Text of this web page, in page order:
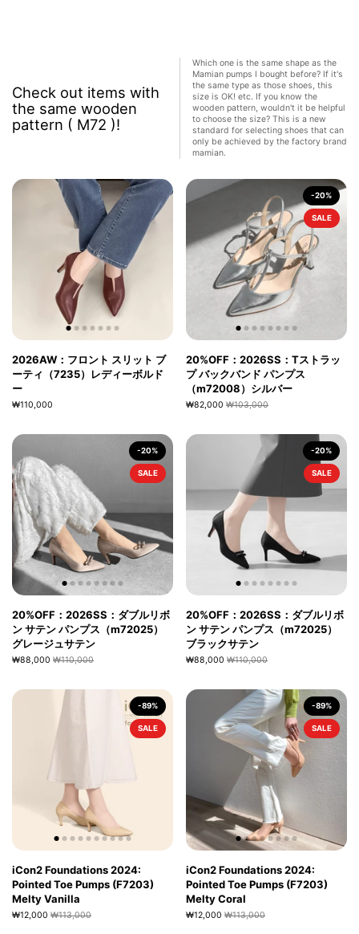
Check out items with
the same wooden
pattern ( M72 )!
Which one is the same shape as the
Mamian pumps I bought before? If it's
the same type as those shoes, this
size is OK! etc. If you know the
wooden pattern, wouldn't it be helpful
to choose the size? This is a new
standard for selecting shoes that can
only be achieved by the factory brand
mamian.
2026AW：フロント スリット ブ
ーティ（7235）レディーボルド
ー
₩110,000
20%OFF：2026SS：Tストラッ
プ バックバンド パンプス
（m72008）シルバー
₩82,000 ₩103,000
-20%
SALE
20%OFF：2026SS：ダブルリボ
ン サテン パンプス（m72025）
グレージュサテン
₩88,000 ₩110,000
-20%
SALE
20%OFF：2026SS：ダブルリボ
ン サテン パンプス（m72025）
ブラックサテン
₩88,000 ₩110,000
-20%
SALE
iCon2 Foundations 2024:
Pointed Toe Pumps (F7203)
Melty Vanilla
₩12,000 ₩113,000
-89%
SALE
iCon2 Foundations 2024:
Pointed Toe Pumps (F7203)
Melty Coral
₩12,000 ₩113,000
-89%
SALE